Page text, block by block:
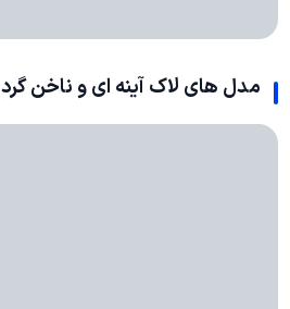
مدل های لاک آینه ای و ناخن گرد